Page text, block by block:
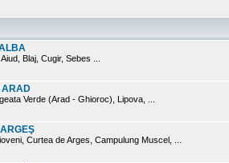
Blaj, Cugir, Sebes ...
Verde (Arad - Ghioroc), Lipova, ...
Curtea de Arges, Campulung Muscel, ...